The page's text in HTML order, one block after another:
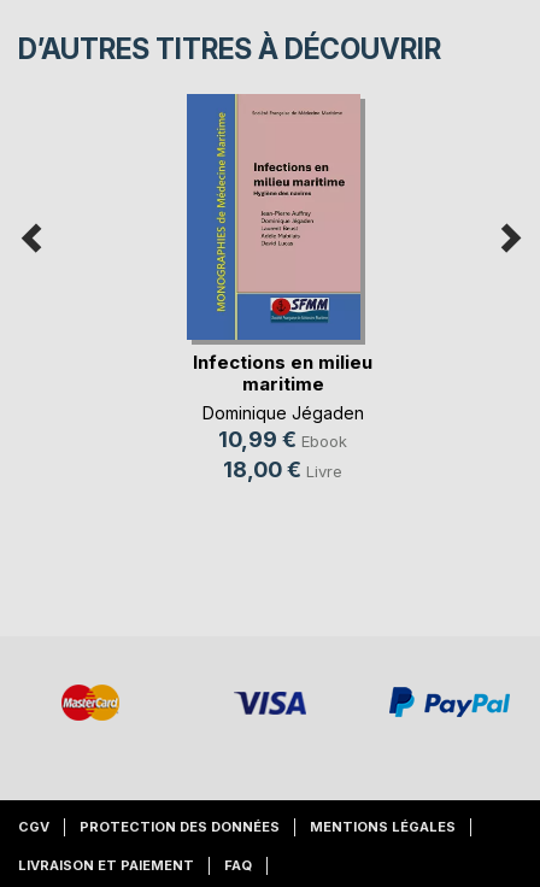
D’AUTRES TITRES À DÉCOUVRIR
Infections en milieu
maritime
Dominique Jégaden
10,99 € Ebook
18,00 € Livre
CGV PROTECTION DES DONNÉES MENTIONS LÉGALES
LIVRAISON ET PAIEMENT FAQ